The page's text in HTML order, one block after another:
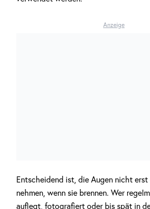
Anzeige
Entscheidend ist, die Augen nicht erst
nehmen, wenn sie brennen. Wer
auflegt, fotografiert oder bis spät in